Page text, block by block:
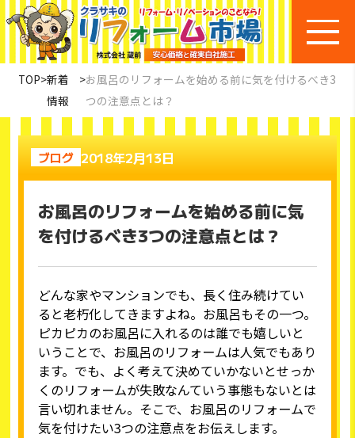
TOP>新着
情報
>お風呂のリフォームを始める前に気を付けるべき3
つの注意点とは？
ブログ 2018年2月13日
お風呂のリフォームを始める前に気
を付けるべき3つの注意点とは？
どんな家やマンションでも、長く住み続けてい
ると老朽化してきますよね。お風呂もその一つ。
ピカピカのお風呂に入れるのは誰でも嬉しいと
いうことで、 お風呂のリフォームは人気でもあり
ます。でも、よく考えて決めていかないとせっか
くのリフォームが失敗なんていう事態もないとは
言い切れません。そこで、お風呂のリフォームで
気を付けたい3つの注意点をお伝えします。